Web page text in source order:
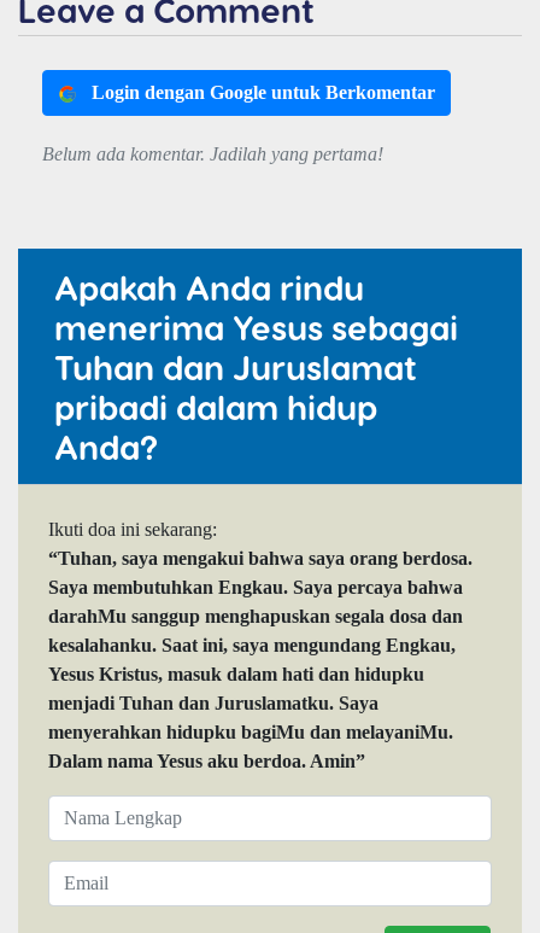
Leave a Comment
Login dengan Google untuk Berkomentar
Belum ada komentar. Jadilah yang pertama!
Apakah Anda rindu
menerima Yesus sebagai
Tuhan dan Juruslamat
pribadi dalam hidup
Anda?
Ikuti doa ini sekarang:
“Tuhan, saya mengakui bahwa saya orang berdosa.
Saya membutuhkan Engkau. Saya percaya bahwa
darahMu sanggup menghapuskan segala dosa dan
kesalahanku. Saat ini, saya mengundang Engkau,
Yesus Kristus, masuk dalam hati dan hidupku
menjadi Tuhan dan Juruslamatku. Saya
menyerahkan hidupku bagiMu dan melayaniMu.
Dalam nama Yesus aku berdoa. Amin”